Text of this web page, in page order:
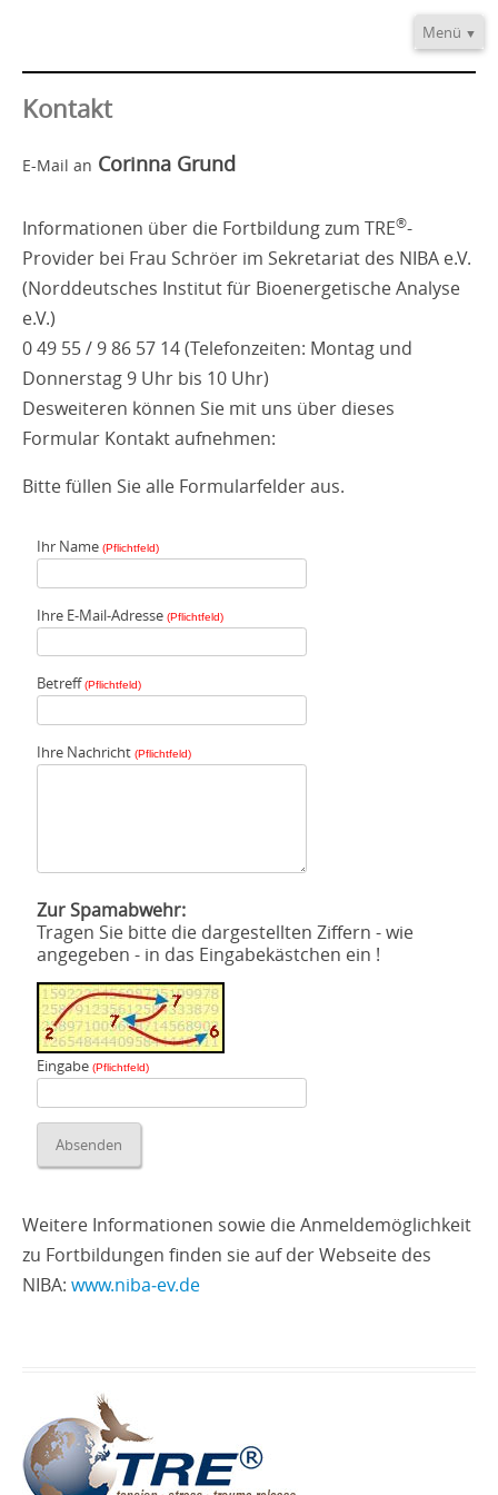
Fortbildung
Menü
Kontakt
E-Mail an Corinna Grund
Informationen über die Fortbildung zum TRE®-
Provider bei Frau Schröer im Sekretariat des NIBA e.V.
(Norddeutsches Institut für Bioenergetische Analyse
e.V.)
0 49 55 / 9 86 57 14 (Telefonzeiten: Montag und
Donnerstag 9 Uhr bis 10 Uhr)
Desweiteren können Sie mit uns über dieses
Formular Kontakt aufnehmen:
Bitte füllen Sie alle Formularfelder aus.
Ihr Name (Pflichtfeld)
Ihre E-Mail-Adresse (Pflichtfeld)
Betreff(Pflichtfeld)
Ihre Nachricht (Pflichtfeld)
Zur Spamabwehr:
Tragen Sie bitte die dargestellten Ziffern - wie
angegeben - in das Eingabekästchen ein !
Eingabe (Pflichtfeld)
Weitere Informationen sowie die Anmeldemöglichkeit
zu Fortbildungen finden sie auf der Webseite des
NIBA: www.niba‑ev.de